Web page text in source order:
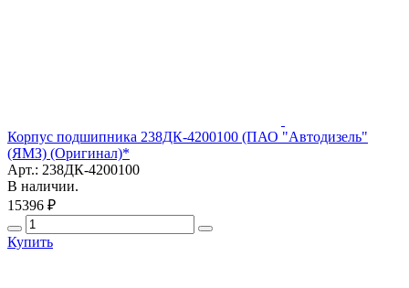
Корпус подшипника 238ДК-4200100 (ПАО "Автодизель"
(ЯМЗ) (Оригинал)*
Арт.: 238ДК-4200100
В наличии.
15396 ₽
Купить